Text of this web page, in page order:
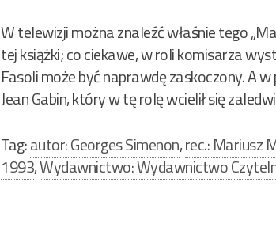
W telewizji można znaleźć właśnie tego
tej książki; co ciekawe, w roli komisarza
Fasoli może być naprawdę zaskoczony. A
Jean Gabin, który w tę rolę wcielił się
Tag:autor: Georges Simenon,rec.: Mariusz
1993,Wydawnictwo: Wydawnictwo